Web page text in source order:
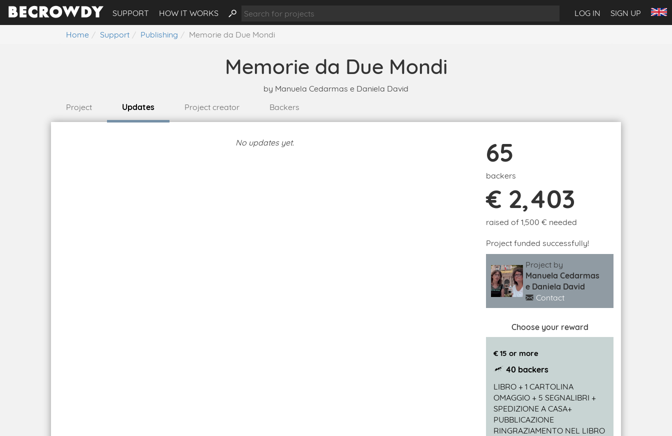
SUPPORT HOW IT WORKS SIGN UP
LOG IN
Home Support Publishing Memorie da Due Mondi
Memorie da Due Mondi
by Manuela Cedarmas e Daniela David
Project
Updates Project creator Backers
No updates yet. 65
backers
€ 2,403
raised of 1,500 € needed
Project funded successfully!
Project by
Manuela Cedarmas
e Daniela David
Contact
Choose your reward
€ 15 or more
40 backers
LIBRO + 1 CARTOLINA
OMAGGIO + 5 SEGNALIBRI +
SPEDIZIONE A CASA+
PUBBLICAZIONE
RINGRAZIAMENTO NEL LIBRO